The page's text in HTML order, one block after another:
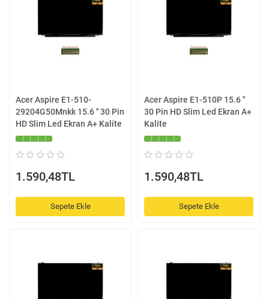
Acer Aspire E1-510-
29204G50Mnkk 15.6 '' 30 Pin
HD Slim Led Ekran A+ Kalite
1.590,48TL
Sepete Ekle
Acer Aspire E1-510P 15.6 ''
30 Pin HD Slim Led Ekran A+
Kalite
1.590,48TL
Sepete Ekle